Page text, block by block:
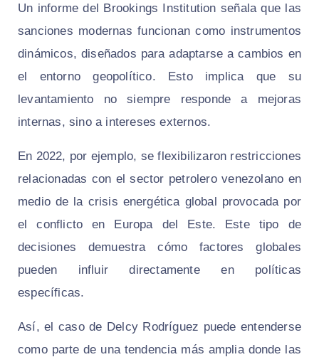
Un informe del Brookings Institution señala que las
sanciones modernas funcionan como instrumentos
dinámicos, diseñados para adaptarse a cambios en
el entorno geopolítico. Esto implica que su
levantamiento no siempre responde a mejoras
internas, sino a intereses externos.
En 2022, por ejemplo, se flexibilizaron restricciones
relacionadas con el sector petrolero venezolano en
medio de la crisis energética global provocada por
el conflicto en Europa del Este. Este tipo de
decisiones demuestra cómo factores globales
pueden influir directamente en políticas
específicas.
Así, el caso de Delcy Rodríguez puede entenderse
como parte de una tendencia más amplia donde las